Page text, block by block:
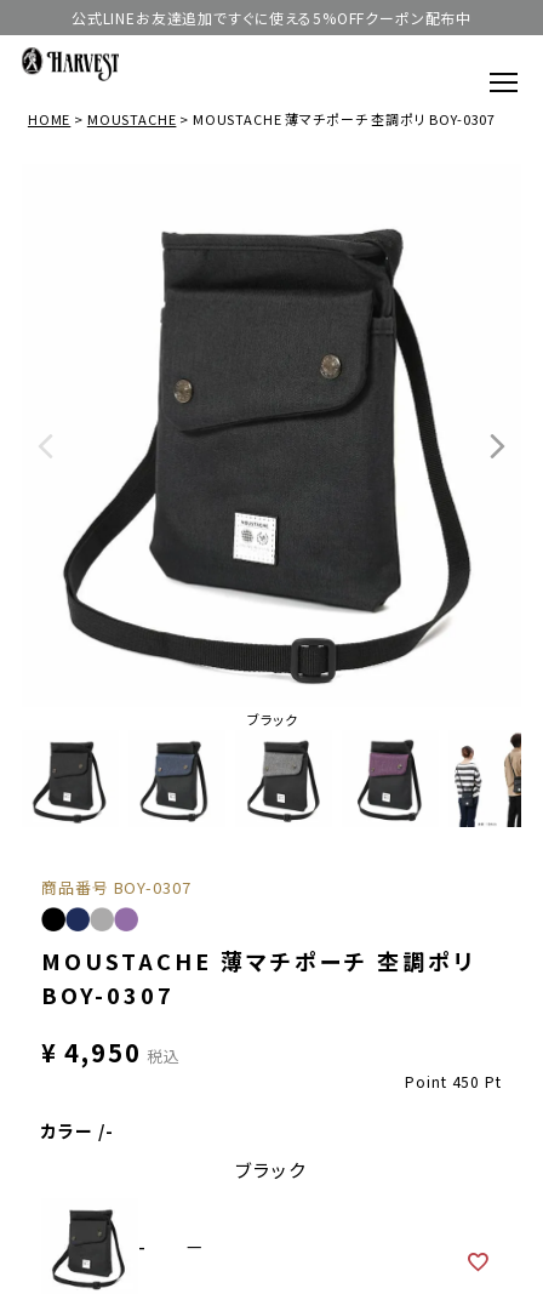
公式LINEお友達追加ですぐに使える5%OFFクーポン配布中
HOME MOUSTACHE MOUSTACHE 薄マチポーチ 杢調ポリ BOY-0307
ブラック
商品番号 BOY-0307
MOUSTACHE 薄マチポーチ 杢調ポリ
BOY-0307
¥ 4,950 税込
Point 450 Pt
カラー -
ブラック
- —